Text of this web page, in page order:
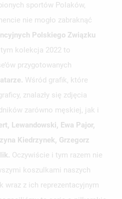
sportów Polaków,
nie mogło zabraknąć
Polskiego Związku
kolekcja 2022 to
przygotowanych
Wśród grafik, które
znalazły się zdjęcia
zarówno męskiej, jak i
Lewandowski, Ewa Pajor,
Kiedrzynek, Grzegorz
Oczywiście i tym razem nie
koszulkami naszych
wraz z ich reprezentacyjnym
BY ZAPISAĆ PRODUKTY NA